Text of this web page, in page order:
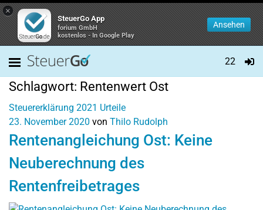
×
SteuerGo App
forium GmbH
kostenlos - In Google Play
Ansehen
22
Schlagwort: Rentenwert Ost
Steuererklärung 2021 Urteile
23. November 2020 von Thilo Rudolph
Rentenangleichung Ost: Keine
Neuberechnung des
Rentenfreibetrages